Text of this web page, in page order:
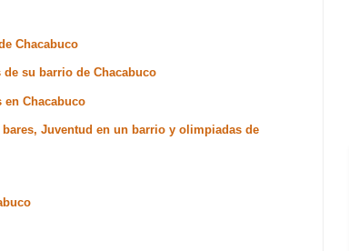
Chacabuco
su barrio de Chacabuco
en Chacabuco
Juventud en un barrio y olimpiadas de